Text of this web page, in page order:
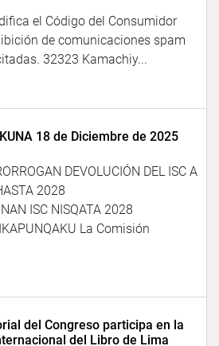
el Código del Consumidor
de comunicaciones spam
32323 Kamachiy...
18 de Diciembre de 2025
DEVOLUCIÓN DEL ISC A
2028
ISC NISQATA 2028
La Comisión
del Congreso participa en la
del Libro de Lima